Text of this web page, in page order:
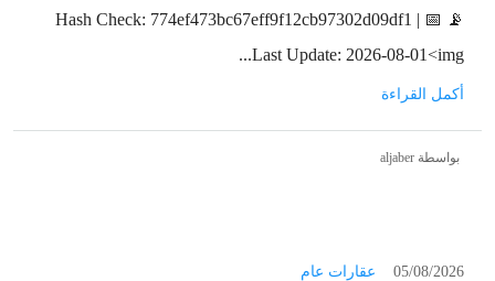
📡 Hash Check: 774ef473bc67eff9f12cb97302d09df1 | 📅
Last Update: 2026-08-01<img...
أكمل القراءة
بواسطة aljaber
05/08/2026 عقارات عام